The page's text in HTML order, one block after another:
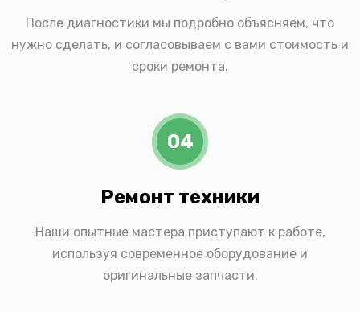
После диагностики мы подробно объясняем, что
нужно сделать, и согласовываем с вами стоимость и
сроки ремонта.
04
Ремонт техники
Наши опытные мастера приступают к работе,
используя современное оборудование и
оригинальные запчасти.